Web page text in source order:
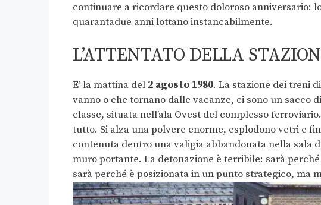
continuare a ricordare questo doloroso anniversario:
quarantadue anni lottano instancabilmente.
L’ATTENTATO DELLA
E’ la mattina del 2 agosto 1980. La stazione dei treni di
vanno o che tornano dalle vacanze, ci sono un sacco
classe, situata nell’ala Ovest del complesso
tutto. Si alza una polvere enorme, esplodono vetri e
contenuta dentro una valigia abbandonata nella sala
muro portante. La detonazione è terribile: sarà
sarà perché è posizionata in un punto strategico, ma